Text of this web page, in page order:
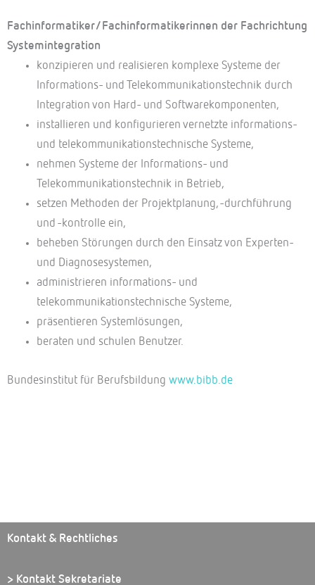
Fachinformatiker/Fachinformatikerinnen der Fachrichtung
Systemintegration
konzipieren und realisieren komplexe Systeme der
Informations- und Telekommunikationstechnik durch
Integration von Hard- und Softwarekomponenten,
installieren und konfigurieren vernetzte informations-
und telekommunikationstechnische Systeme,
nehmen Systeme der Informations- und
Telekommunikationstechnik in Betrieb,
setzen Methoden der Projektplanung, -durchführung
und -kontrolle ein,
beheben Störungen durch den Einsatz von Experten-
und Diagnosesystemen,
administrieren informations- und
telekommunikationstechnische Systeme,
präsentieren Systemlösungen,
beraten und schulen Benutzer.
Bundesinstitut für Berufsbildung www.bibb.de
Kontakt & Rechtliches
> Kontakt Sekretariate